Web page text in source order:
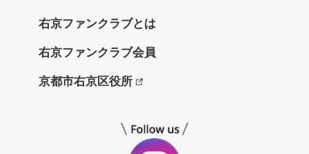
と
右京ファンクラブとは
右京ファンクラブ会員
京都市右京区役所